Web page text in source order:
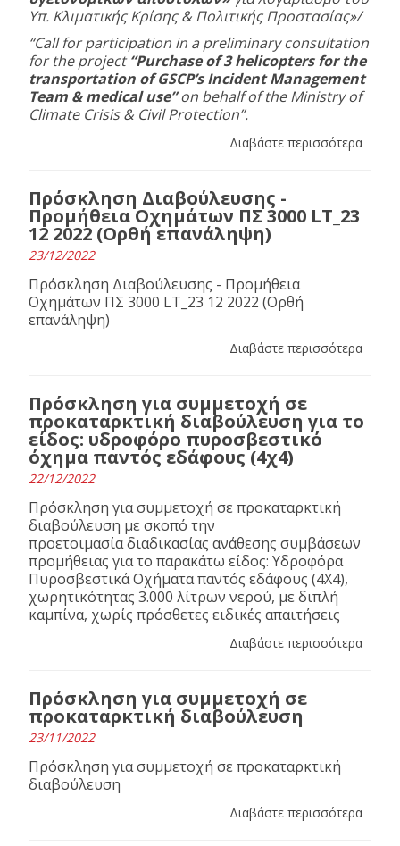
Υπ. Κλιματικής Κρίσης& Πολιτικής Προστασίας»/
“Call for participation in a preliminary consultation
for the project“Purchase of 3 helicopters for the
transportation of GSCP’s Incident Management
Team & medical use”on behalf of the Ministry of
Climate Crisis & Civil Protection”.
Διαβάστε περισσότερα
Πρόσκληση Διαβούλευσης -
Προμήθεια Οχημάτων ΠΣ 3000 LT_23
12 2022 (Ορθή επανάληψη)
23/12/2022
Πρόσκληση Διαβούλευσης - Προμήθεια
Οχημάτων ΠΣ 3000 LT_23 12 2022 (Ορθή
επανάληψη)
Διαβάστε περισσότερα
Πρόσκληση για συμμετοχή σε
προκαταρκτική διαβούλευση για το
είδος: υδροφόρο πυροσβεστικό
όχημα παντός εδάφους (4χ4)
22/12/2022
Πρόσκληση για συμμετοχή σε προκαταρκτική
διαβούλευση με σκοπό την
προετοιμασία διαδικασίας ανάθεσης συμβάσεων
προμήθειας για το παρακάτω είδος: Υδροφόρα
Πυροσβεστικά Οχήματα παντός εδάφους (4Χ4),
χωρητικότητας 3.000 λίτρων νερού, με διπλή
καμπίνα, χωρίς πρόσθετες ειδικές απαιτήσεις
Διαβάστε περισσότερα
Πρόσκληση για συμμετοχή σε
προκαταρκτική διαβούλευση
23/11/2022
Πρόσκληση για συμμετοχή σε προκαταρκτική
διαβούλευση
Διαβάστε περισσότερα